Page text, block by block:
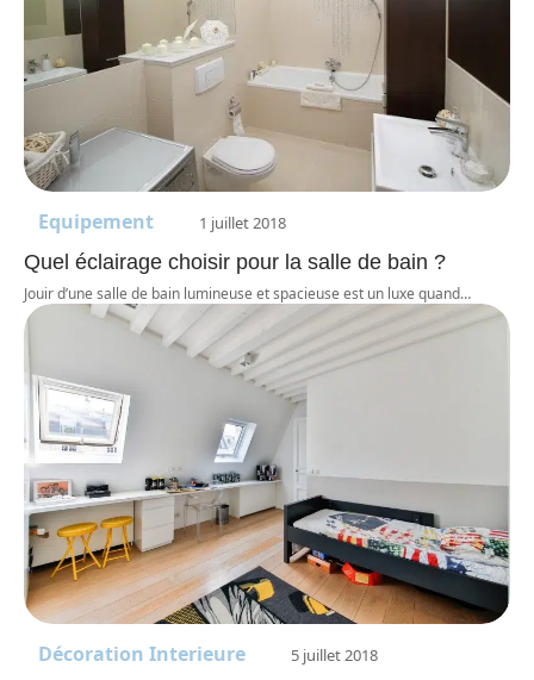
Equipement 1 juillet 2018
Quel éclairage choisir pour la salle de bain ?
Jouir d’une salle de bain lumineuse et spacieuse est un luxe quand…
Décoration Interieure 5 juillet 2018